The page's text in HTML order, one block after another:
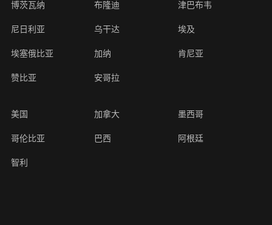
博茨瓦纳 布隆迪 津巴布韦
尼日利亚 乌干达 埃及
埃塞俄比亚 加纳 肯尼亚
赞比亚 安哥拉
美国 加拿大 墨西哥
哥伦比亚 巴西 阿根廷
智利